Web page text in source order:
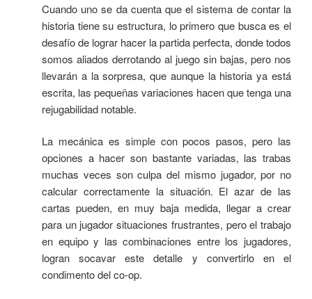
Cuando uno se da cuenta que el sistema de contar la
historia tiene su estructura, lo primero que busca es el
desafío de lograr hacer la partida perfecta, donde todos
somos aliados derrotando al juego sin bajas, pero nos
llevarán a la sorpresa, que aunque la historia ya está
escrita, las pequeñas variaciones hacen que tenga una
rejugabilidad notable.
La mecánica es simple con pocos pasos, pero las
opciones a hacer son bastante variadas, las trabas
muchas veces son culpa del mismo jugador, por no
calcular correctamente la situación. El azar de las
cartas pueden, en muy baja medida, llegar a crear
para un jugador situaciones frustrantes, pero el trabajo
en equipo y las combinaciones entre los jugadores,
logran socavar este detalle y convertirlo en el
condimento del co-op.